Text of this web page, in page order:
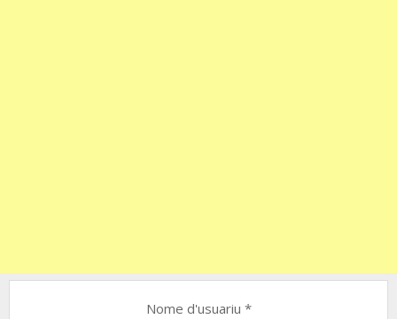
Nome d'usuariu *